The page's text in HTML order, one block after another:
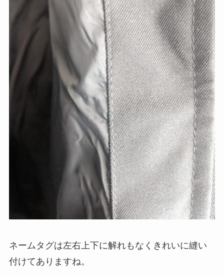
ネームタグは左右上下に解れもなくきれいに縫い
付けてありますね。